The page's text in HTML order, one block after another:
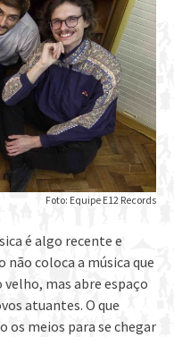
Foto: Equipe E12 Records
é algo recente e
coloca a música que
mas abre espaço
atuantes. O que
os meios para se chegar